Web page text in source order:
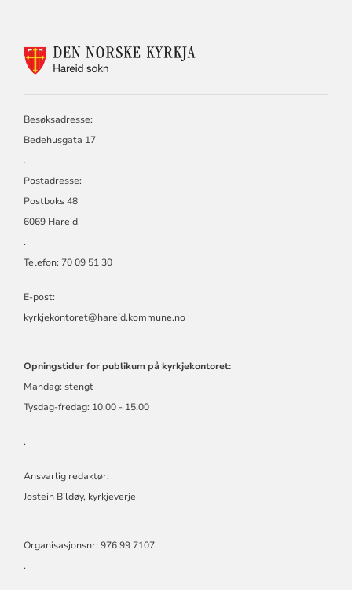
Besøksadresse:
Bedehusgata 17
.
Postadresse:
Postboks 48
6069 Hareid
.
Telefon: 70 09 51 30
E-post:
kyrkjekontoret@hareid.kommune.no
Opningstider for publikum på kyrkjekontoret:
Mandag: stengt
Tysdag-fredag: 10.00 - 15.00
.
Ansvarlig redaktør:
Jostein Bildøy, kyrkjeverje
Organisasjonsnr: 976 99 7107
.